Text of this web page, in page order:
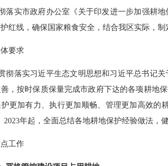
落实市政府办公室《关于印发进一步加强耕
红线，确保国家粮食安全，结合我区实际，制
要求
彻落实习近平生态文明思想和习近平总书记
，按时保质保量完成市政府下达的各项耕地保
更加有力、执行更加顺畅、管理更加高效的
2023年起，全面总结各地耕地保护经验做法，
工作